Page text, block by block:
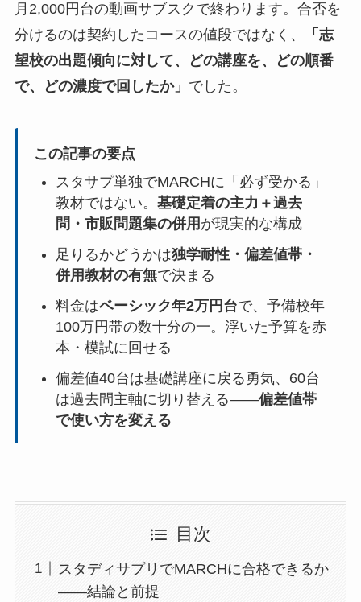
月2,000円台の動画サブスクで終わります。合否を
分けるのは契約したコースの値段ではなく、
「志
望校の出題傾向に対して、どの講座を、どの順番
で、どの濃度で回したか」 でした。
この記事の要点
スタサプ単独でMARCHに「必ず受かる」
教材ではない。 基礎定着の主力＋過去
問・市販問題集の併用 が現実的な構成
足りるかどうかは独学耐性・偏差値帯・
併用教材の有無で決まる
料金はベーシック年2万円台で、予備校年
100万円帯の数十分の一。浮いた予算を赤
本・模試に回せる
偏差値40台は基礎講座に戻る勇気、60台
は過去問主軸に切り替える――偏差値帯
で使い方を変える
目次
スタディサプリでMARCHに合格できるか
――結論と前提